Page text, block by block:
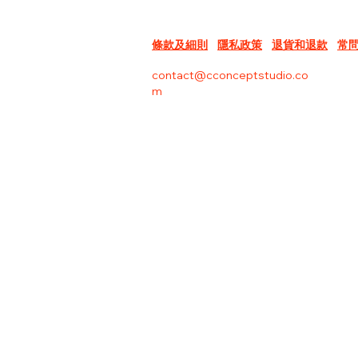
條款及細則 隱私政策 退貨和退款 常
contact@cconceptstudio.co
m